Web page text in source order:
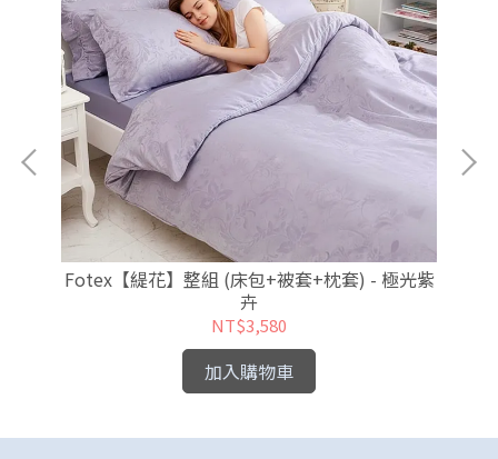
Fotex【緹花】整組 (床包+被套+枕套) - 極光紫
卉
NT$3,580
加入購物車